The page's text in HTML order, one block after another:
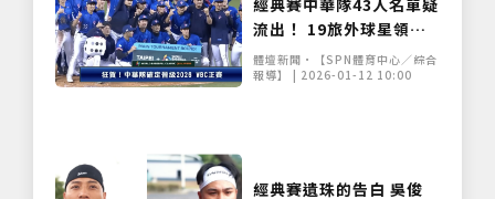
經典賽中華隊43人名單疑
流出！ 19旅外球星領軍
5名20歲強投成焦點
體壇新聞•【SPN體育中心／綜合
報導】 | 2026-01-12 10:00
經典賽遺珠的告白 吳俊